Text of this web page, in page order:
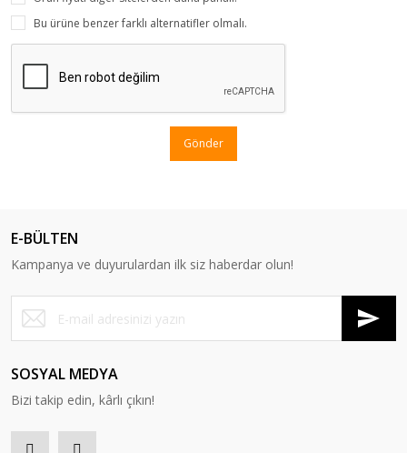
Bu ürüne benzer farklı alternatifler olmalı.
Gönder
E-BÜLTEN
Kampanya ve duyurulardan ilk siz haberdar olun!
SOSYAL MEDYA
Bizi takip edin, kârlı çıkın!